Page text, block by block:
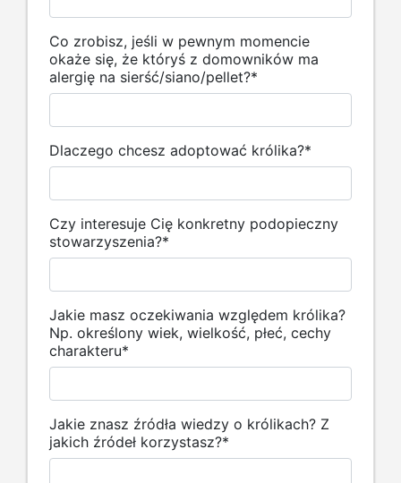
Co zrobisz, jeśli w pewnym momencie
okaże się, że któryś z domowników ma
alergię na sierść/siano/pellet?*
Dlaczego chcesz adoptować królika?*
Czy interesuje Cię konkretny podopieczny
stowarzyszenia?*
Jakie masz oczekiwania względem królika?
Np. określony wiek, wielkość, płeć, cechy
charakteru*
Jakie znasz źródła wiedzy o królikach? Z
jakich źródeł korzystasz?*